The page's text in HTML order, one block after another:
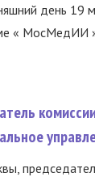
день 19
« МосМедИИ